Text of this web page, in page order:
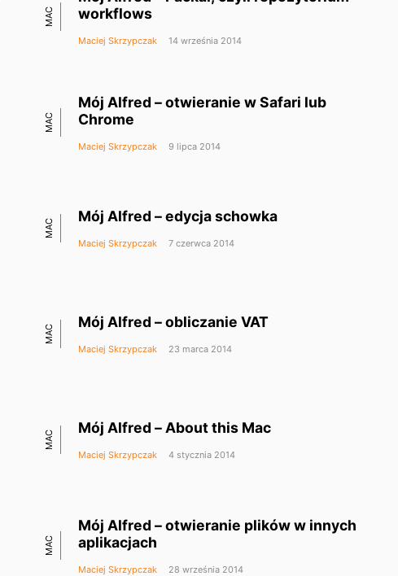
MAC
workflows
Maciej Skrzypczak 14 września 2014
MAC
Mój Alfred – otwieranie w Safari lub
Chrome
Maciej Skrzypczak 9 lipca 2014
MAC
Mój Alfred – edycja schowka
Maciej Skrzypczak 7 czerwca 2014
MAC
Mój Alfred – obliczanie VAT
Maciej Skrzypczak 23 marca 2014
MAC
Mój Alfred – About this Mac
Maciej Skrzypczak 4 stycznia 2014
MAC
Mój Alfred – otwieranie plików w innych
aplikacjach
Maciej Skrzypczak 28 września 2014